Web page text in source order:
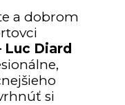
a dobrom
Luc Diard
si